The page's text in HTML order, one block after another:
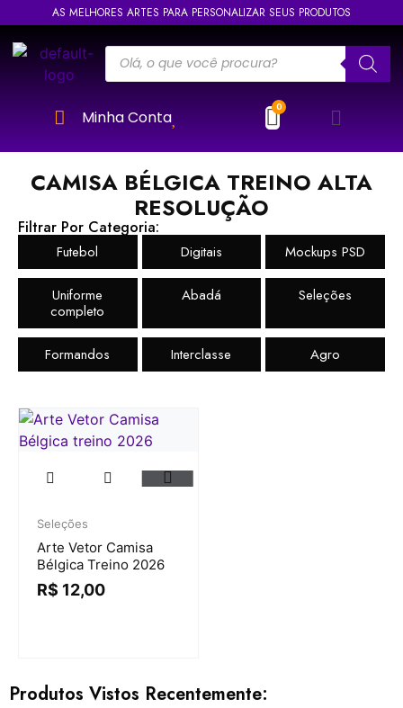
AS MELHORES ARTES PARA PERSONALIZAR SEUS PRODUTOS
Minha Conta
CAMISA BÉLGICA TREINO ALTA
RESOLUÇÃO
Filtrar Por Categoria:
Futebol Digitais Mockups PSD
Uniforme
completo
Abadá Seleções
Formandos Interclasse Agro
Seleções
Arte Vetor Camisa
Bélgica Treino 2026
R$ 12,00
Produtos Vistos Recentemente: